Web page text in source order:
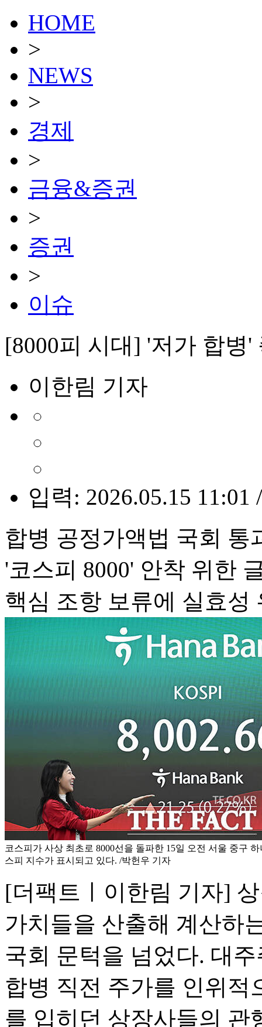
HOME
>
NEWS
>
경제
>
금융&증권
>
증권
>
이슈
[8000피 시대] '저가 합
이한림 기자
입력: 2026.05.15 11:01
합병 공정가액법 국회 통
'코스피 8000' 안착 위한
핵심 조항 보류에 실효성
코스피가 사상 최초로 8000선을 돌파한 15일 오전 서울 중구
스피 지수가 표시되고 있다. /박헌우 기자
[더팩트ㅣ이한림 기자]
가치들을 산출해 계산하
국회 문턱을 넘었다. 대
합병 직전 주가를 인위
를 입히던 상장사들의 관